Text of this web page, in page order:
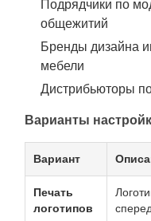
Подрядчики по
общежитий
Бренды дизайна
мебели
Дистрибьюторы
Варианты
Вариант
Печать
логотипов